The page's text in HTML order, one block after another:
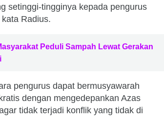
setinggi-tingginya kepada pengurus
Radius.
Peduli Sampah Lewat Gerakan
pengurus dapat bermusyawarah
dengan mengedepankan Azas
tidak terjadi konflik yang tidak di